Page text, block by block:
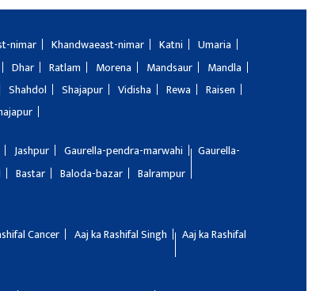
nimar Khandwaeast-nimar Katni
Umaria
Dhar Ratlam Morena Mandsaur
Mandla
Shahdol Shajapur Vidisha Rewa
Raisen
Jashpur Gaurella-pendra-marwahi
Gaurella-
Bastar Baloda-bazar
Balrampur
Cancer Aaj ka Rashifal Singh
Aaj ka Rashifal